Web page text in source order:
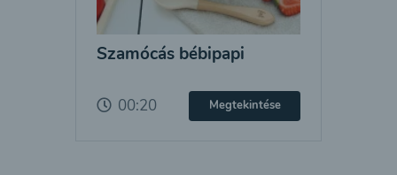
Szamócás bébipapi
00:20 Megtekintése